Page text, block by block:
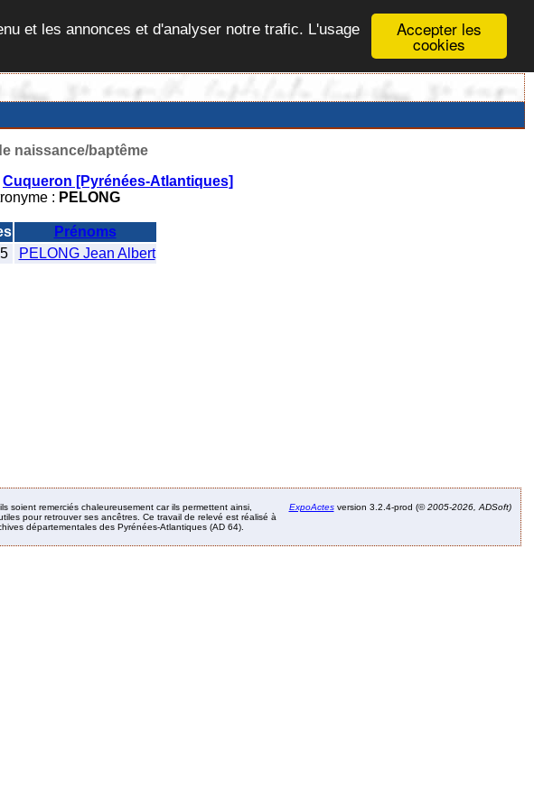
Accepter les
cookies
et les annonces et d'analyser notre trafic. L'usage
naissance/baptême
Cuqueron [Pyrénées-Atlantiques]
: PELONG
Prénoms
PELONG Jean Albert
soient remerciés chaleureusement car ils permettent ainsi,
pour retrouver ses ancêtres. Ce travail de relevé est réalisé à
départementales des Pyrénées-Atlantiques (AD 64).
ExpoActesversion 3.2.4-prod (©2005-2026, ADSoft)